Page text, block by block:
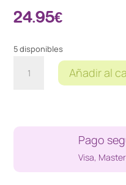
24.95€
5 disponibles
BLUETOOTH
USB
Añadir al
Pago
Visa,